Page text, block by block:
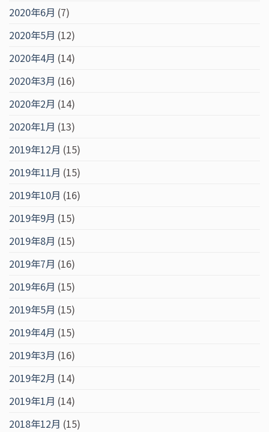
2020年6月 (7)
2020年5月 (12)
2020年4月 (14)
2020年3月 (16)
2020年2月 (14)
2020年1月 (13)
2019年12月 (15)
2019年11月 (15)
2019年10月 (16)
2019年9月 (15)
2019年8月 (15)
2019年7月 (16)
2019年6月 (15)
2019年5月 (15)
2019年4月 (15)
2019年3月 (16)
2019年2月 (14)
2019年1月 (14)
2018年12月 (15)